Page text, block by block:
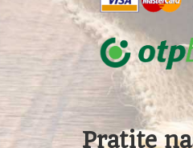
Pratite